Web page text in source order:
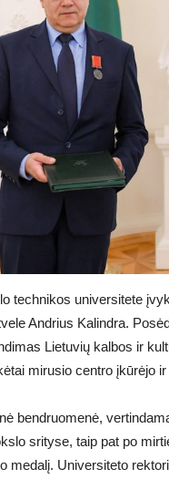
technikos universitete
Andrius Kalindra.
Lietuvių kalbos ir
mirusio centro įkūrėjo
bendruomenė,
srityse, taip pat po
medalį. Universiteto